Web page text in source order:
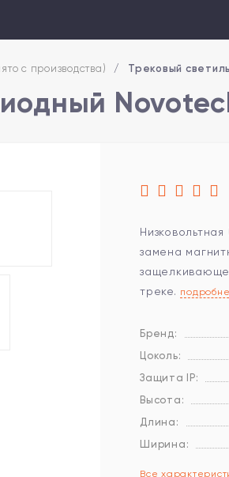
с производства) / Трековый
замена
треке.
Бренд:
Цоколь:
Защита IP:
Высота:
Длина:
Ширина:
Все